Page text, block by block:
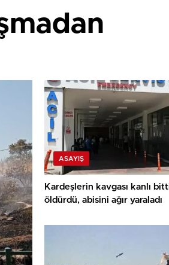
ASAYIŞ
Kardeşlerin kavgası kanlı
öldürdü, abisini ağır yaraladı